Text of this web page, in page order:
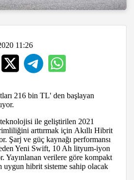
11:26
216 bin TL' den başlayan
ile geliştirilen 2021
arttırmak için Akıllı Hibrit
Şarj ve güç kaynağı performansı
Yeni Swift, 10 Ah lityum-iyon
Yayınlanan verilere göre kompakt
uygun hibrit sisteme sahip olacak